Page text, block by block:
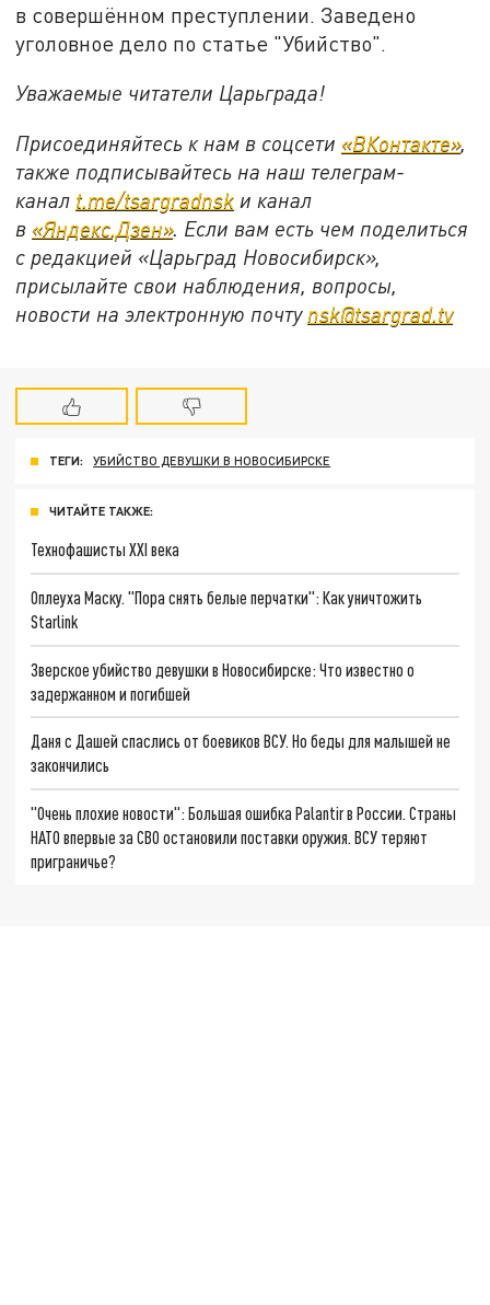
в совершённом преступлении. Заведено
уголовное дело по статье "Убийство".
Уважаемые читатели Царьграда!
Присоединяйтесь к нам в соцсети «ВКонтакте»,
также подписывайтесь на наш телеграм-
канал t.me/tsargradnsk и канал
в «Яндекс.Дзен». Если вам есть чем поделиться
с редакцией «Царьград Новосибирск»,
присылайте свои наблюдения, вопросы,
новости на электронную почту nsk@tsargrad.tv
ТЕГИ: УБИЙСТВО ДЕВУШКИ В НОВОСИБИРСКЕ
ЧИТАЙТЕ ТАКЖЕ:
Технофашисты XXI века
Оплеуха Маску. "Пора снять белые перчатки": Как уничтожить
Starlink
Зверское убийство девушки в Новосибирске: Что известно о
задержанном и погибшей
Даня с Дашей спаслись от боевиков ВСУ. Но беды для малышей не
закончились
"Очень плохие новости": Большая ошибка Palantir в России. Страны
НАТО впервые за СВО остановили поставки оружия. ВСУ теряют
приграничье?